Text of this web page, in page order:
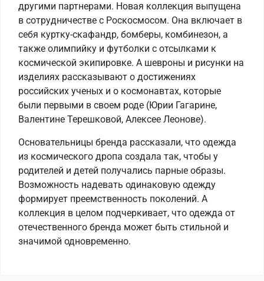
другими партнерами. Новая коллекция выпущена
в сотрудничестве с Роскосмосом. Она включает в
себя куртку-скафандр, бомберы, комбинезон, а
также олимпийку и футболки с отсылками к
космической экипировке. А шевроны и рисунки на
изделиях рассказывают о достижениях
российских ученых и о космонавтах, которые
были первыми в своем роде (Юрии Гагарине,
Валентине Терешковой, Алексее Леонове).
Основательницы бренда рассказали, что одежда
из космического дропа создала так, чтобы у
родителей и детей получались парные образы.
Возможность надевать одинаковую одежду
формирует преемственность поколений. А
коллекция в целом подчеркивает, что одежда от
отечественного бренда может быть стильной и
значимой одновременно.